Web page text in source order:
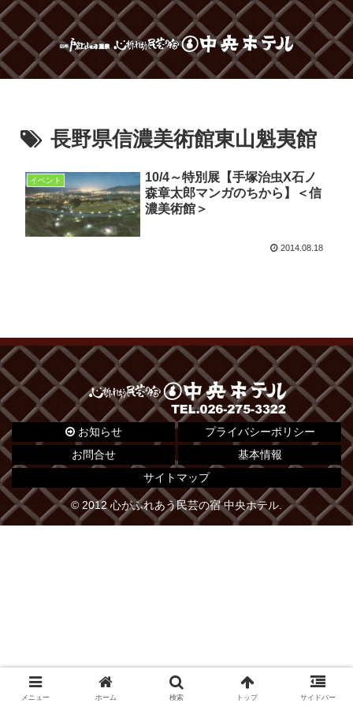
長野県信濃美術館東山魁夷館
イベント
10/4～特別展【手塚治虫X石ノ
森章太郎マンガのちから】＜信
濃美術館＞
2014.08.18
お知らせ
プライバシーポリシー
お問合せ
基本情報
サイトマップ
© 2012 心がふれあう民芸の宿 中央ホテル.
メニュー ホーム 検索 トップ サイドバー